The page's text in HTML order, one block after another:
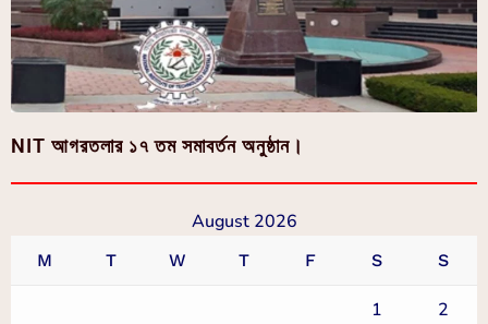
NIT আগরতলার ১৭ তম সমাবর্তন অনুষ্ঠান।
August 2026
M T W T F S S
1 2